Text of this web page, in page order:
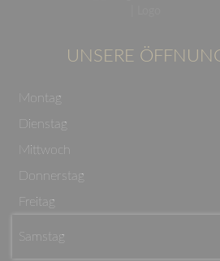
UNSERE
Montag
Dienstag
Mittwoch
Donnerstag
Freitag
Samstag